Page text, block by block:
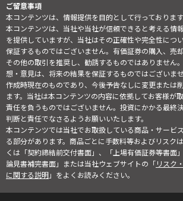
ご留意事項
本コンテンツは、情報提供を目的として行っております
本コンテンツは、当社や当社が信頼できると考える情
を提供していますが、当社はその正確性や完全性につ
保証するものではございません。有価証券の購入、売
その他の取引を推奨し、勧誘するものではありません
想・意見は、将来の結果を保証するものではございま
作成時現在のものであり、今後予告なしに変更または
ます。当社は本コンテンツの内容に依拠してお客様が
責任を負うものではございません。投資にかかる最終
判断と責任でなさるようお願いいたします。
本コンテンツでは当社でお取扱している商品・サービ
る部分があります。商品ごとに手数料等およびリスク
くは「契約締結前交付書面」、「上場有価証券等書面
論見書補完書面」または当社ウェブサイトの「リスク
に関する説明」をよくお読みください。